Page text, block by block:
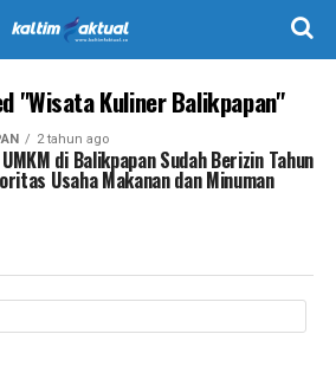
"Wisata Kuliner Balikpapan"
2 tahun ago
di Balikpapan Sudah Berizin Tahun
Usaha Makanan dan Minuman